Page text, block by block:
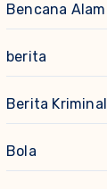
Bencana Alam
berita
Berita Kriminal
Bola